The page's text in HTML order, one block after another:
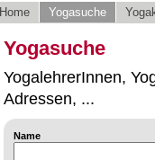
Home Yogasuche
Yogasuche
YogalehrerInnen,
Adressen, ...
Name